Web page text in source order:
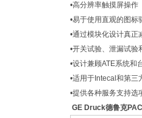
•高分辨率触摸屏操作
•易于使用直观的图标
•通过模块化设计真
•开关试验、泄漏试验
•设计兼顾ATE系统和
•适用于Intecal和第三
•提供各种服务支持选
GE Druck德鲁克